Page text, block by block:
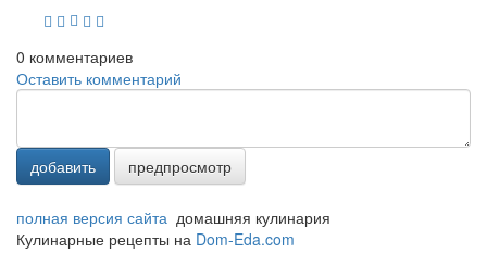
0 комментариев
Оставить комментарий
добавить предпросмотр
полная версия сайта домашняя кулинария
Кулинарные рецепты на Dom-Eda.com